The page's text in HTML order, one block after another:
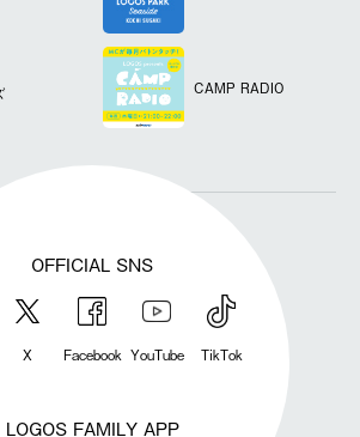
CAMP RADIO
OFFICIAL SNS
X Facebook YouTube TikTok
LOGOS FAMILY APP